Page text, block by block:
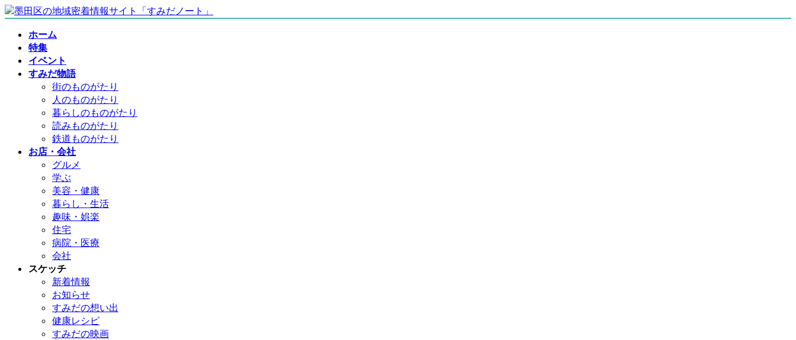
コ
ナ
ホーム
特集
イベント
すみだ物語
街のものがたり
人のものがたり
暮らしのものがたり
読みものがたり
鉄道ものがたり
お店・会社
グルメ
学ぶ
美容・健康
暮らし・生活
趣味・娯楽
住宅
病院・医療
会社
スケッチ
新着情報
お知らせ
すみだの想い出
健康レシピ
すみだの映画